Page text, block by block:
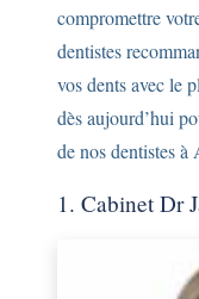
compromettre
dentistes
vos dents avec le
dès aujourd’hui
de nos dentistes à
1. Cabinet Dr